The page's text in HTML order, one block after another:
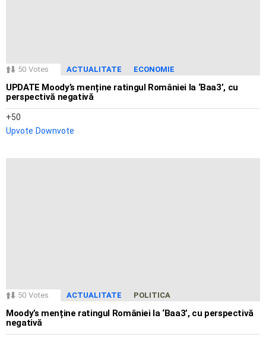
50 Votes ACTUALITATE ECONOMIE
UPDATE Moody’s menține ratingul României la ‘Baa3’, cu
perspectivă negativă
50
Upvote Downvote
50 Votes ACTUALITATE POLITICA
Moody’s menține ratingul României la ‘Baa3’, cu perspectivă
negativă